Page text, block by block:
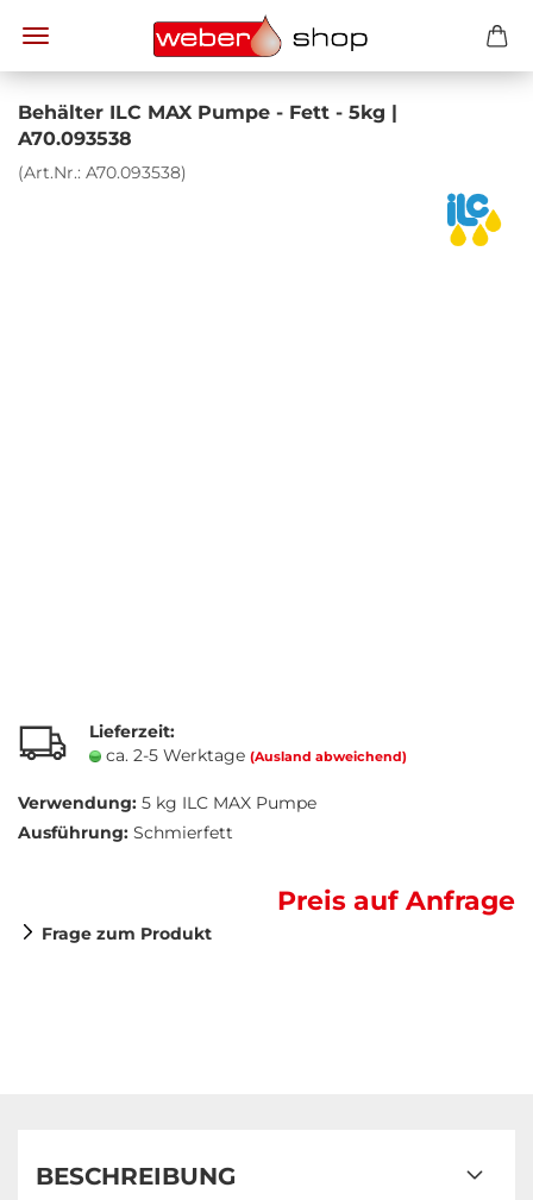
Be­häl­ter ILC MAX Pumpe - Fett - 5kg |
A70.093538
(Art.Nr.: A70.093538)
Lieferzeit:
ca. 2-5 Werktage (Ausland abweichend)
Verwendung: 5 kg ILC MAX Pumpe
Ausführung: Schmierfett
Preis auf Anfrage
Frage zum Produkt
BESCHREIBUNG